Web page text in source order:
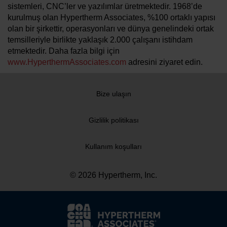
sistemleri, CNC’ler ve yazılımlar üretmektedir. 1968’de
kurulmuş olan Hypertherm Associates, %100 ortaklı yapısı
olan bir şirkettir, operasyonları ve dünya genelindeki ortak
temsilleriyle birlikte yaklaşık 2.000 çalışanı istihdam
etmektedir. Daha fazla bilgi için
www.HyperthermAssociates.com adresini ziyaret edin.
Bize ulaşın
Gizlilik politikası
Kullanım koşulları
© 2026 Hypertherm, Inc.